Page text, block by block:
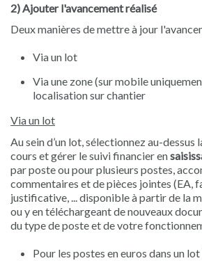
2) Ajouter l'avancement réalisé
Deux manières de mettre à jour
Via un lot
Via une zone (sur mobile
localisation sur chantier
Via un lot
Au sein d’un lot, sélectionnez au-dessus
cours et gérer le suivi financier en
par poste ou pour plusieurs postes,
commentaires et de pièces jointes (EA,
justificative, ... disponible à partir de la
ou y en téléchargeant de nouveaux
du type de poste et de votre
Pour les postes en euros dans un